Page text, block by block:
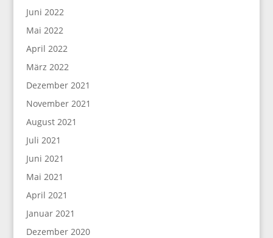
Juni 2022
Mai 2022
April 2022
März 2022
Dezember 2021
November 2021
August 2021
Juli 2021
Juni 2021
Mai 2021
April 2021
Januar 2021
Dezember 2020